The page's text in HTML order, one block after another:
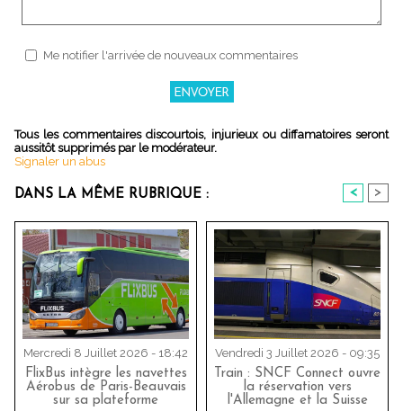
Me notifier l'arrivée de nouveaux commentaires
Tous les commentaires discourtois, injurieux ou diffamatoires seront
aussitôt supprimés par le modérateur.
Signaler un abus
DANS LA MÊME RUBRIQUE : < >
Mercredi 8 Juillet 2026 - 18:42
FlixBus intègre les navettes
Aérobus de Paris-Beauvais
sur sa plateforme
Vendredi 3 Juillet 2026 - 09:35
Train : SNCF Connect ouvre
la réservation vers
l'Allemagne et la Suisse